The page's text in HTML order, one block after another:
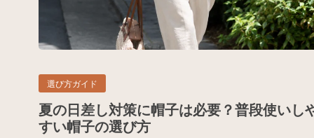
選び方ガイド
夏の日差し対策に帽子は必要？普段使いし
すい帽子の選び方